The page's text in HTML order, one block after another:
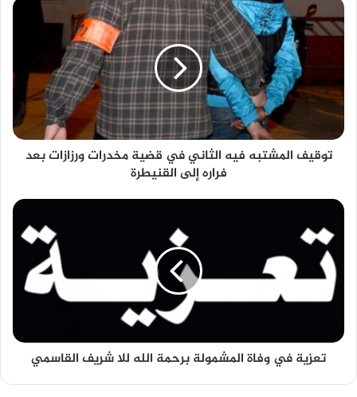
توقيف المشتبه فيه الثاني في قضية مخدرات ورزازات بعد
فراره إلى القنيطرة
تعزية في وفاة المشمولة برحمة الله للا شريف القاسمي